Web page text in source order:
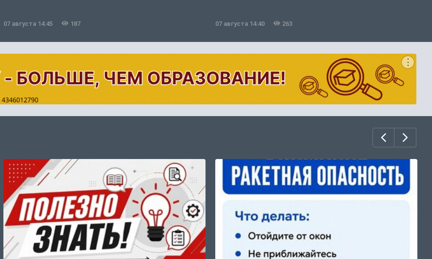
07 августа 14:45 187 07 августа 14:40 263